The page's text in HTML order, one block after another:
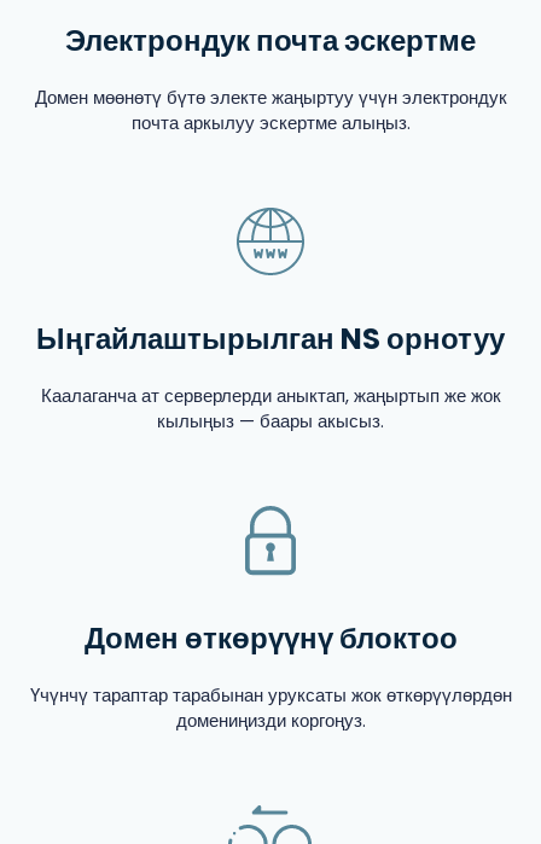
Электрондук почта эскертме
Домен мөөнөтү бүтө электе жаңыртуу үчүн электрондук
почта аркылуу эскертме алыңыз.
Ыңгайлаштырылган NS орнотуу
Каалаганча ат серверлерди аныктап, жаңыртып же жок
кылыңыз — баары акысыз.
Домен өткөрүүнү блоктоо
Үчүнчү тараптар тарабынан уруксаты жок өткөрүүлөрдөн
домениңизди коргоңуз.